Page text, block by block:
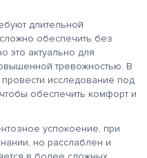
длительной
обеспечить без
это актуально для
тревожностью. В
исследование под
обеспечить комфорт и
успокоение, при
но расслаблен и